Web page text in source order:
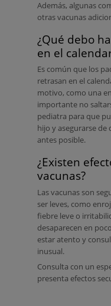
Además, algunas
otras vacunas
¿Qué debo
en el
Es común que los
retrasan en el
motivo, como una
importante no
pediatra para que
hijo y asegurarse de
antes posible.
¿Existen
vacunas?
Las vacunas son
ser leves, como
fiebre leve o
desaparecen en
estar atento y
inusual.
Consulta con un
presenta efectos